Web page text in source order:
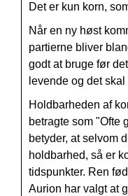
Det er kun korn,
Når en ny høst
partierne bliver
godt at bruge før
levende og det
Holdbarheden af
betragte som "Ofte
betyder, at selvom
holdbarhed, så er
tidspunkter. Ren
Aurion har valgt at